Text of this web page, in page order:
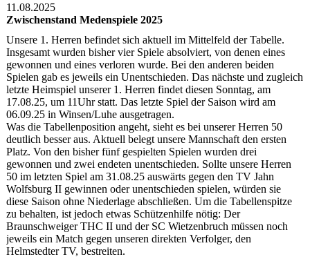
11.08.2025
Zwischenstand Medenspiele 2025
Unsere 1. Herren befindet sich aktuell im Mittelfeld der Tabelle.
Insgesamt wurden bisher vier Spiele absolviert, von denen eines
gewonnen und eines verloren wurde. Bei den anderen beiden
Spielen gab es jeweils ein Unentschieden. Das nächste und zugleich
letzte Heimspiel unserer 1. Herren findet diesen Sonntag, am
17.08.25, um 11Uhr statt. Das letzte Spiel der Saison wird am
06.09.25 in Winsen/Luhe ausgetragen.
Was die Tabellenposition angeht, sieht es bei unserer Herren 50
deutlich besser aus. Aktuell belegt unsere Mannschaft den ersten
Platz. Von den bisher fünf gespielten Spielen wurden drei
gewonnen und zwei endeten unentschieden. Sollte unsere Herren
50 im letzten Spiel am 31.08.25 auswärts gegen den TV Jahn
Wolfsburg II gewinnen oder unentschieden spielen, würden sie
diese Saison ohne Niederlage abschließen. Um die Tabellenspitze
zu behalten, ist jedoch etwas Schützenhilfe nötig: Der
Braunschweiger THC II und der SC Wietzenbruch müssen noch
jeweils ein Match gegen unseren direkten Verfolger, den
Helmstedter TV, bestreiten.